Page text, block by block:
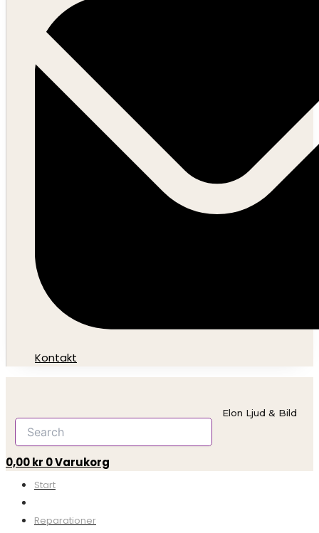
Kontakt
Elon Ljud & Bild
0,00kr 0Varukorg
Start